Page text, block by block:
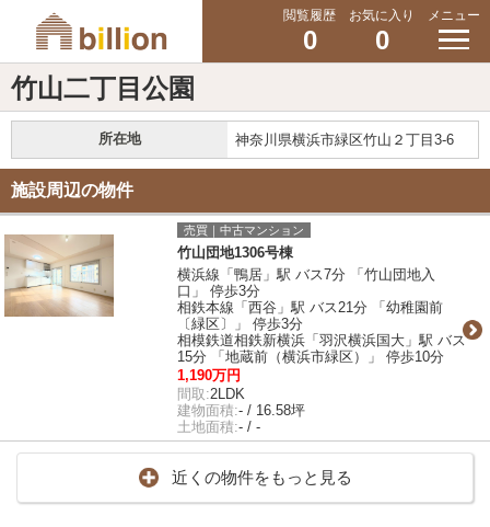
閲覧履歴
0
お気に入り
0
メニュー
竹山二丁目公園
所在地 神奈川県横浜市緑区竹山２丁目3-6
施設周辺の物件
売買｜中古マンション
竹山団地1306号棟
横浜線「鴨居」駅 バス7分 「竹山団地入
口」 停歩3分
相鉄本線「西谷」駅 バス21分 「幼稚園前
〔緑区〕」 停歩3分
相模鉄道相鉄新横浜「羽沢横浜国大」駅 バス
15分 「地蔵前（横浜市緑区）」 停歩10分
1,190万円
間取:2LDK
建物面積:- / 16.58坪
土地面積:- / -
近くの物件をもっと見る